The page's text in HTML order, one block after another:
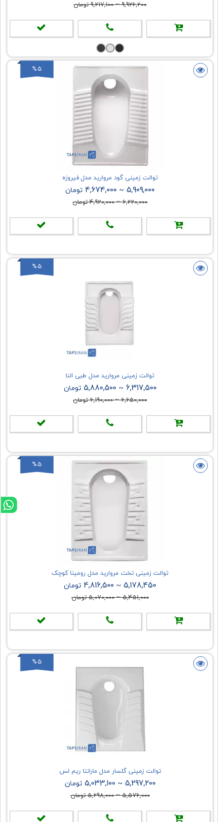
9,926,200
~
9,217,100تومان
%5
توالت زمینی گود مروارید مدل فیروزه
5,909,000
~
4,674,000تومان
6,220,000
~
4,920,000تومان
%5
توالت زمینی مروارید مدل طبی النا
6,317,500
~
5,880,500 تومان
6,650,000
~
6,190,000تومان
%5
توالت زمینی تخت مروارید مدل رومینا کوچک
5,178,450
~
4,816,500تومان
5,451,000
~
5,070,000تومان
%5
توالت زمینی گلسار مدل مارانتا ریم لس
5,297,200
~
5,033,100 تومان
5,576,000
~
5,298,000تومان